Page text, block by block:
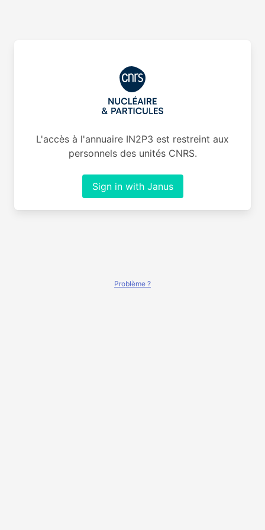
L'accès à l'annuaire IN2P3 est restreint aux
personnels des unités CNRS.
Sign in with Janus
Problème ?